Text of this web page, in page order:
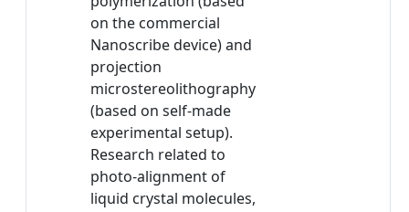
on the commercial
Nanoscribe device) and
projection
microstereolithography
(based on self-made
experimental setup).
Research related to
photo-alignment of
liquid crystal molecules,